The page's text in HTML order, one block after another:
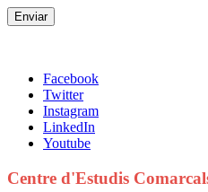
Facebook
Twitter
Instagram
LinkedIn
Youtube
Centre d'Estudis